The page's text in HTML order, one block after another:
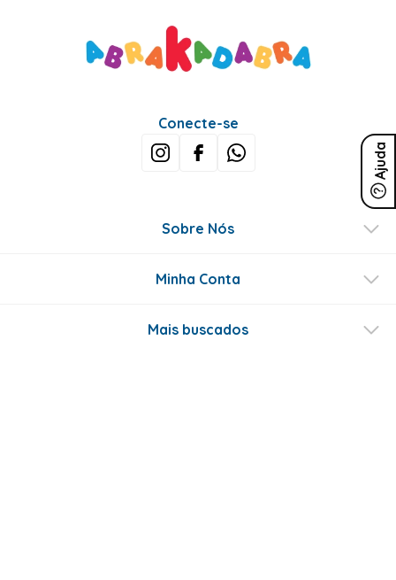
Ajuda
Conecte-se
Sobre Nós
Minha Conta
Mais buscados